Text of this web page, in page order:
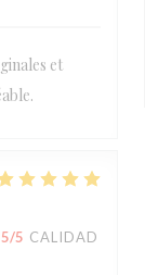
et
5/5 CALIDAD